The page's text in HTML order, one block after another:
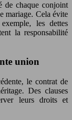
de chaque conjoint
mariage. Cela évite
les dettes
la responsabilité
union
le contrat de
Des clauses
leurs droits et